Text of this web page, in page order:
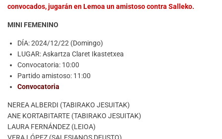
convocados, jugarán en Lemoa un amistoso contra Salleko.
MINI FEMENINO
DÍA: 2024/12/22 (Domingo)
LUGAR: Askartza Claret Ikastetxea
Convocatoria: 10:00
Partido amistoso: 11:00
Convocatoria
NEREA ALBERDI (TABIRAKO JESUITAK)
ANE KORTABITARTE (TABIRAKO JESUITAK)
LAURA FERNÁNDEZ (LEIOA)
VERA LÓPEZ (SALESIANOS DEUSTO)